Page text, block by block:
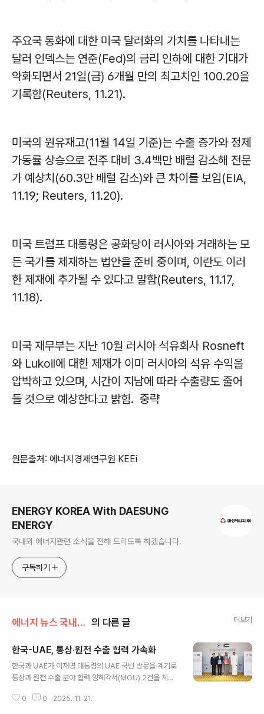
주요국 통화에 대한 미국 달러화의 가치를 나타내는
달러 인덱스는 연준(Fed)의 금리 인하에 대한 기대가
약화되면서 21일(금) 6개월 만의 최고치인 100.20을
기록함(Reuters, 11.21).
미국의 원유재고(11월 14일 기준)는 수출 증가와 정제
가동률 상승으로 전주 대비 3.4백만 배럴 감소해 전문
가 예상치(60.3만 배럴 감소)와 큰 차이를 보임(EIA,
11.19; Reuters, 11.20).
미국 트럼프 대통령은 공화당이 러시아와 거래하는 모
든 국가를 제재하는 법안을 준비 중이며, 이란도 이러
한 제재에 추가될 수 있다고 말함(Reuters, 11.17,
11.18).
미국 재무부는 지난 10월 러시아 석유회사 Rosneft
와 Lukoil에 대한 제재가 이미 러시아의 석유 수익을
압박하고 있으며, 시간이 지남에 따라 수출량도 줄어
들 것으로 예상한다고 밝힘. 중략
원문출처: 에너지경제연구원 KEEi
ENERGY KOREA With DAESUNG
ENERGY
국내외 에너지관련 소식을 전해 드리도록 하겠습니다.
구독하기
에너지 뉴스 국내&해외 의 다른 글 더보기
한국-UAE, 통상‧원전 수출 협력 가속화
한국과 UAE가 이재명 대통령의 UAE 국빈 방문을 계기로
통상과 원전 수출 분야 협력 양해각서(MOU) 2건을 체결
력위원회 행정과 운영에 관한 MOU 산업통상부와 UAE
0 0 2025. 11. 21.